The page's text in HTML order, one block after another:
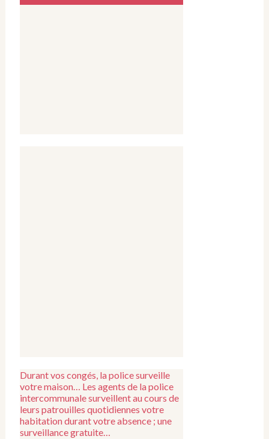
Durant vos congés, la police surveille
votre maison… Les agents de la police
intercommunale surveillent au cours de
leurs patrouilles quotidiennes votre
habitation durant votre absence ; une
surveillance gratuite…